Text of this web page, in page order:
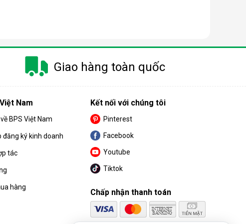
Giao hàng toàn quốc
Nam
BPS Việt Nam
đăng ký kinh doanh
tác
hàng
Kết nối với chúng tôi
Pinterest
Facebook
Youtube
Tiktok
Chấp nhận thanh toán